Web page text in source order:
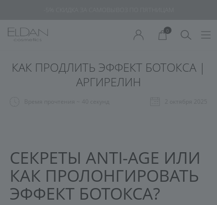
0
КАК ПРОДЛИТЬ ЭФФЕКТ БОТОКСА |
АРГИРЕЛИН
СЕКРЕТЫ ANTI-AGE ИЛИ
КАК ПРОЛОНГИРОВАТЬ
ЭФФЕКТ БОТОКСА?